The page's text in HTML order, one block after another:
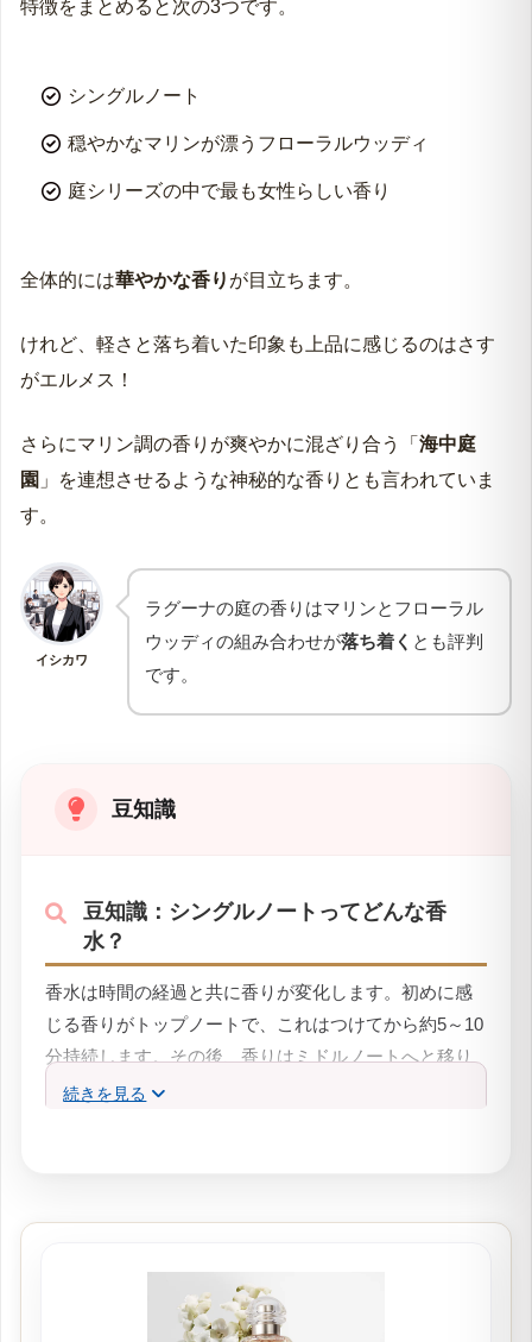
特徴をまとめると次の3つです。
シングルノート
穏やかなマリンが漂うフローラルウッディ
庭シリーズの中で最も女性らしい香り
全体的には華やかな香り が目立ちます。
けれど、軽さと落ち着いた印象も上品に感じるのはさす
がエルメス！
さらにマリン調の香りが爽やかに混ざり合う「 海中庭
園 」を連想させるような神秘的な香りとも言われていま
す。
イシカワ
ラグーナの庭の香りはマリンとフローラル
ウッディの組み合わせが落ち着く とも評判
です。
豆知識
豆知識：シングルノートってどんな香
水？
香水は時間の経過と共に香りが変化します。初めに感
じる香りがトップノートで、これはつけてから約5～10
分持続します。その後、香りはミドルノートへと移り
変わり、これは約30分から1時間続きます。そして、香
続きを見る